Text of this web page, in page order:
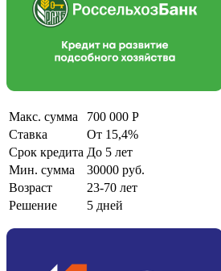
Макс. сумма
700 000 Р
Ставка
От 15,4%
Срок кредита До 5 лет
Мин. сумма
30000 руб.
Возраст
23-70 лет
Решение
5 дней